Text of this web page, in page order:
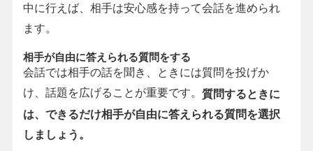
中に行えば、相手は安心感を持って会話を進められ
ます。
相手が自由に答えられる質問をする
会話では相手の話を聞き、ときには質問を投げか
け、話題を広げることが重要です。 質問するときに
は、できるだけ相手が自由に答えられる質問を選択
しましょう。